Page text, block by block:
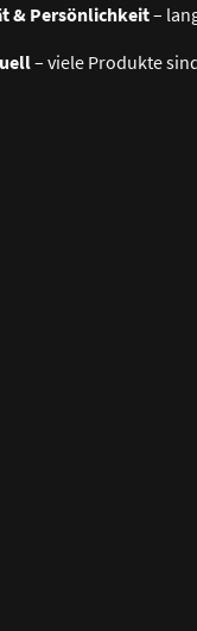
& Persönlichkeit–
– viele Produkte